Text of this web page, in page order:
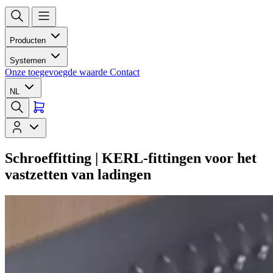
Producten
Systemen
Onze toegevoegde waarde Contact
NL
Schroeffitting | KERL-fittingen voor het
vastzetten van ladingen